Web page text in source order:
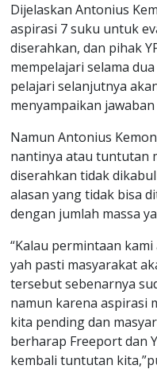
Dijelaskan Antonius
aspirasi 7 suku untuk
diserahkan, dan pihak
mempelajari selama
pelajari selanjutnya
menyampaikan
Namun Antonius
nantinya atau tuntutan
diserahkan tidak
alasan yang tidak bisa
dengan jumlah massa
“Kalau permintaan
yah pasti masyarakat
tersebut sebenarnya
namun karena aspirasi
kita pending dan
berharap Freeport dan
kembali tuntutan